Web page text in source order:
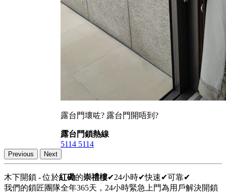
露台門壞咗? 露台門開唔到?
露台門鎖熱線
5114 5114
Previous Next
木下開鎖 - 位於紅磡的崇禮樓✔24小時✔快速✔可靠✔
我們的鎖匠團隊全年365天，24小時緊急上門為用戶解決開鎖